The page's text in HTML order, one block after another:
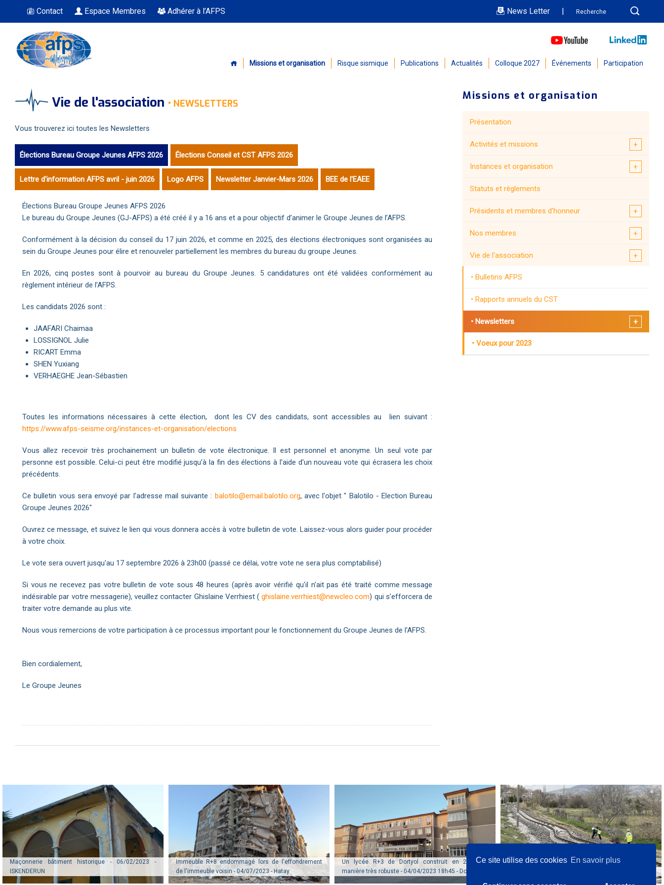
Ce site utilise des cookies En savoir plus
Contact Espace Membres Adhérer à l’AFPS News Letter |
Missions et organisation Risque sismique Publications Actualités Colloque 2027 Événements Participation
Vous êtes ici
Vie de l'association • NEWSLETTERS
Vous trouverez ici toutes les Newsletters
Élections Bureau Groupe Jeunes AFPS 2026 Élections Conseil et CST AFPS 2026
Lettre d'information AFPS avril - juin 2026 Logo AFPS Newsletter Janvier-Mars 2026 BEE de l'EAEE
Élections Bureau Groupe Jeunes AFPS 2026
Le bureau du Groupe Jeunes (GJ-AFPS) a été créé il y a 16 ans et a pour objectif d’animer le Groupe Jeunes de l’AFPS.
Conformément à la décision du conseil du 17 juin 2026, et comme en 2025, des élections électroniques sont organisées au
sein du Groupe Jeunes pour élire et renouveler partiellement les membres du bureau du groupe Jeunes.
En 2026, cinq postes sont à pourvoir au bureau du Groupe Jeunes. 5 candidatures ont été validées conformément au
règlement intérieur de l’AFPS.
Les candidats 2026 sont :
JAAFARI Chaimaa
LOSSIGNOL Julie
RICART Emma
SHEN Yuxiang
VERHAEGHE Jean-Sébastien
Toutes les informations nécessaires à cette élection, dont les CV des candidats, sont accessibles au lien suivant :
https://www.afps-seisme.org/instances-et-organisation/elections
Vous allez recevoir très prochainement un bulletin de vote électronique. Il est personnel et anonyme. Un seul vote par
personne est possible. Celui-ci peut être modifié jusqu’à la fin des élections à l'aide d'un nouveau vote qui écrasera les choix
précédents.
Ce bulletin vous sera envoyé par l'adresse mail suivante : balotilo@email.balotilo.org, avec l'objet " Balotilo - Election Bureau
Groupe Jeunes 2026"
Ouvrez ce message, et suivez le lien qui vous donnera accès à votre bulletin de vote. Laissez-vous alors guider pour procéder
à votre choix.
Le vote sera ouvert jusqu'au 17 septembre 2026 à 23h00 (passé ce délai, votre vote ne sera plus comptabilisé)
Si vous ne recevez pas votre bulletin de vote sous 48 heures (après avoir vérifié qu'il n'ait pas été traité comme message
indésirable par votre messagerie), veuillez contacter Ghislaine Verrhiest (ghislaine.verrhiest@newcleo.com) qui s’efforcera de
traiter votre demande au plus vite.
Nous vous remercions de votre participation à ce processus important pour le fonctionnement du Groupe Jeunes de l'AFPS.
Bien cordialement,
Le Groupe Jeunes
Missions et organisation
Présentation
Activités et missions
Instances et organisation
Statuts et règlements
Présidents et membres d'honneur
Nos membres
Vie de l'association
Bulletins AFPS
Rapports annuels du CST
Newsletters
Voeux pour 2023
Maçonnerie bâtiment historique - 06/02/2023 -
ISKENDERUN
Immeuble R+8 endommagé lors de l'effondrement
de l'immeuble voisin - 04/07/2023 - Hatay
Un lycée R+3 de Dortyol construit en 2015 de
manière très robuste - 04/04/2023 18h45 - Dortyol